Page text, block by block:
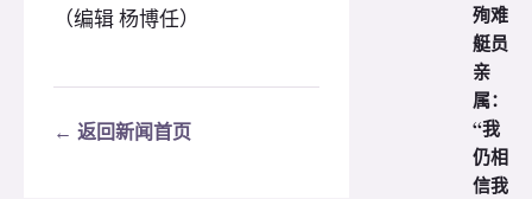
（编辑 杨博任）
← 返回新闻首页
殉难
艇员
亲
属：
“我
仍相
信我